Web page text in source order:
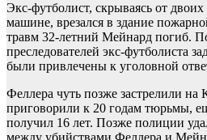
Экс-футболист, скрываясь от
машине, врезался в здание
травм 32-летний Мейнард погиб.
преследователей экс-футболиста
были привлечены к уголовной
Феллера чуть позже застрелили на
приговорили к 20 годам тюрьмы,
получил 16 лет. Позже полиции
между убийствами Феллера и